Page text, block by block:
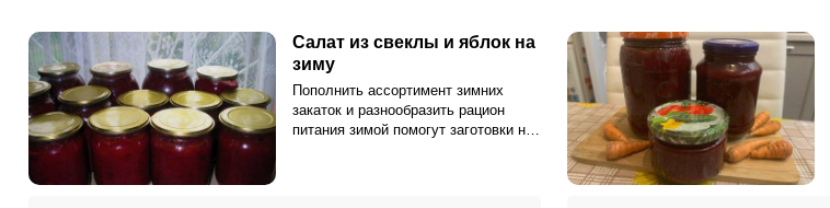
Салат из свеклы и яблок на
зиму
Пополнить ассортимент зимних
закаток и разнообразить рацион
питания зимой помогут заготовки на